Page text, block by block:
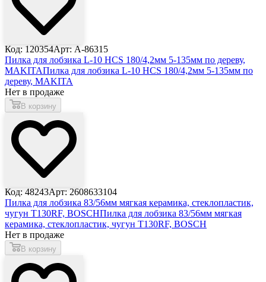
Код: 120354Арт: A-86315
Пилка для лобзика L-10 HCS 180/4,2мм 5-135мм по дереву,
MAKITAПилка для лобзика L-10 HCS 180/4,2мм 5-135мм по
дереву, MAKITA
Нет в продаже
В корзину
Код: 48243Арт: 2608633104
Пилка для лобзика 83/56мм мягкая керамика, стеклопластик,
чугун T130RF, BOSCHПилка для лобзика 83/56мм мягкая
керамика, стеклопластик, чугун T130RF, BOSCH
Нет в продаже
В корзину